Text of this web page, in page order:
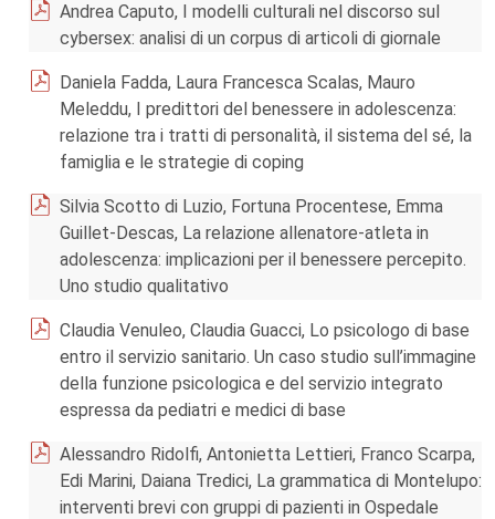
Andrea Caputo, I modelli culturali nel discorso sul
cybersex: analisi di un corpus di articoli di giornale
Daniela Fadda, Laura Francesca Scalas, Mauro
Meleddu, I predittori del benessere in adolescenza:
relazione tra i tratti di personalità, il sistema del sé, la
famiglia e le strategie di coping
Silvia Scotto di Luzio, Fortuna Procentese, Emma
Guillet-Descas, La relazione allenatore-atleta in
adolescenza: implicazioni per il benessere percepito.
Uno studio qualitativo
Claudia Venuleo, Claudia Guacci, Lo psicologo di base
entro il servizio sanitario. Un caso studio sull’immagine
della funzione psicologica e del servizio integrato
espressa da pediatri e medici di base
Alessandro Ridolfi, Antonietta Lettieri, Franco Scarpa,
Edi Marini, Daiana Tredici, La grammatica di Montelupo:
interventi brevi con gruppi di pazienti in Ospedale